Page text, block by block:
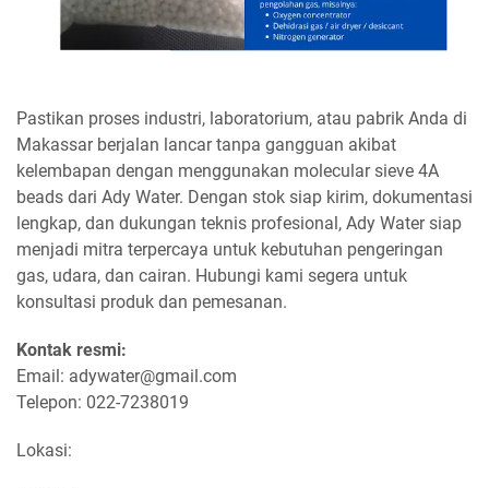
Pastikan proses industri, laboratorium, atau pabrik Anda di
Makassar berjalan lancar tanpa gangguan akibat
kelembapan dengan menggunakan molecular sieve 4A
beads dari Ady Water. Dengan stok siap kirim, dokumentasi
lengkap, dan dukungan teknis profesional, Ady Water siap
menjadi mitra terpercaya untuk kebutuhan pengeringan
gas, udara, dan cairan. Hubungi kami segera untuk
konsultasi produk dan pemesanan.
Kontak resmi:
Email: adywater@gmail.com
Telepon: 022-7238019
Lokasi: